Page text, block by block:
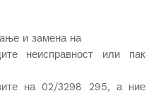
и замена на
неисправност или пак
на 02/3298 295, а ние